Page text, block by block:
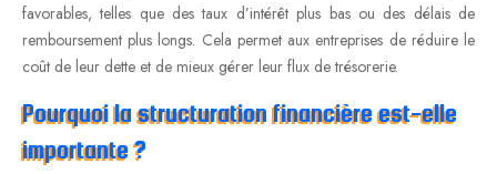
favorables, telles que des taux d’intérêt plus bas ou des délais de
remboursement plus longs. Cela permet aux entreprises de réduire le
coût de leur dette et de mieux gérer leur flux de trésorerie.
Pourquoi la structuration financière est-elle
importante ?